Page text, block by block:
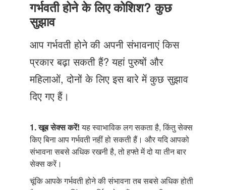
Just Poocho
गर्भवती होने के लिए कोशिश? कुछ
सुझाव
आप गर्भवती होने की अपनी संभावनाएं किस
प्रकार बढ़ा सकती हैं? यहां पुरुषों और
महिलाओं, दोनों के लिए इस बारे में कुछ सुझाव
दिए गए हैं।
1. खूब सेक्स करें!यह स्वाभाविक लग सकता है, किंतु सेक्स
किए बिना आप गर्भवती नहीं हो सकती हैं। और यदि आपको
संभावना सबसे अधिक रखनी है, तो हफ्ते में दो या तीन बार
सेक्स करें।
चूंकि आपके गर्भवती होने की संभावना तब सबसे अधिक होती